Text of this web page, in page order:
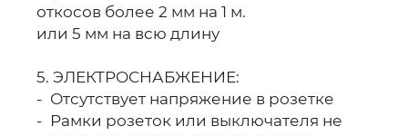
откосов более 2 мм на 1 м.
или 5 мм на всю длину
5. ЭЛЕКТРОСНАБЖЕНИЕ:
- Отсутствует напряжение в розетке
- Рамки розеток или выключателя не